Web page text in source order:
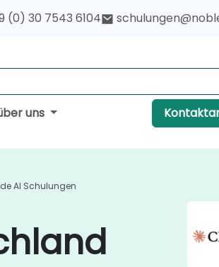
(0) 30 7543 6104
uns
AI Schulungen